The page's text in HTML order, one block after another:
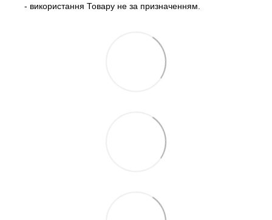
- використання Товару не за призначенням.